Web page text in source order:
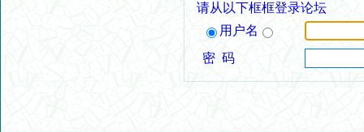
请从以下框框登录论坛
用户名
密 码